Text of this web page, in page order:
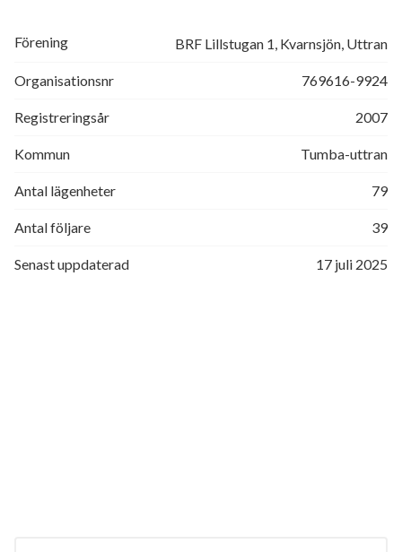
Förening BRF Lillstugan 1, Kvarnsjön, Uttran
Organisationsnr 769616-9924
Registreringsår 2007
Kommun Tumba-uttran
Antal lägenheter 79
Antal följare 39
Senast uppdaterad 17 juli 2025